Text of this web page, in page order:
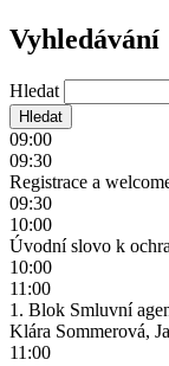
Vyhledávání
Hledat
09:00
09:30
Registrace a
09:30
10:00
Úvodní slovo k
10:00
11:00
1. Blok Smluvní
Klára Sommerová,
11:00